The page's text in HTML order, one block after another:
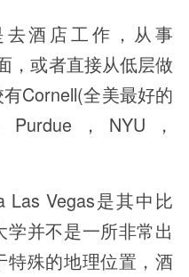
酒店工作，从事
，或者直接从低层做
Cornell(全美最好的
，NYU，
Las Vegas是其中比
并不是一所非常出
特殊的地理位置，酒